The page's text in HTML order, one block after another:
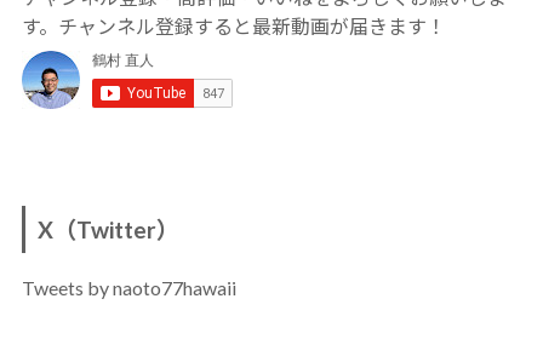
す。チャンネル登録すると最新動画が届きます！
X（Twitter）
Tweets by naoto77hawaii